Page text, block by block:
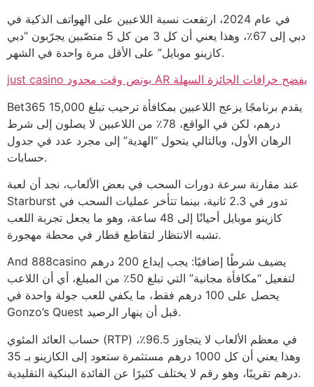
في عام 2024، ارتفعت نسبة اللاعبين على الهواتف الذكية في
دبي إلى 67٪، وهذا يعني أن كل 3 من كل 5 متصّبين يجرّبون “دبي
كازينو موبايل” على الأقل مرة واحدة في الشهر.
just casino بونص وقت محدود AR يفضح خرافات الجائزة السهلة
Bet365 يقدم برنامجًا يزعج اللاعبين بمكافأة ترحيب تبلغ 15,000
درهم، لكن في الواقع، 78٪ من اللاعبين لا يصلون إلى شرط
الرهان الأول، وبالتالي يتحول “الهدية” إلى مجرد عدد في جدول
حسابات.
عند مقارنة سرعة دورات السحب في بعض الألعاب، نجد أن لعبة
Starburst تدور في 2.3 ثانية، بينما تتأخر عمليات السحب في
كازينو موبايل أحيانًا إلى 48 ساعة، وهو ما يجعل تجربة اللعب
تشبه الانتظار لتقاطع قطار في محطة مهجورة.
And 888casino يضيف شرطًا إضافيًا: يجب إيداع 200 درهم
لتفعيل “مكافأة مجانية” التي تبلغ 50٪ من المبلغ، أي أن اللاعب
يحصل على 100 درهم فقط، ما يكفي للعب جولة واحدة في
Gonzo’s Quest قبل أن ينهار الرصيد.
حساب العائد المئوي (RTP) في معظم الألعاب لا يتجاوز 96.5٪،
وهذا يعني أن كل 1000 درهم مستثمرة ستعود إلى الكازينو بـ 35
درهم تقريبًا، وهو رقم لا يختلف كثيرًا عن الفائدة البنكية التقليدية.